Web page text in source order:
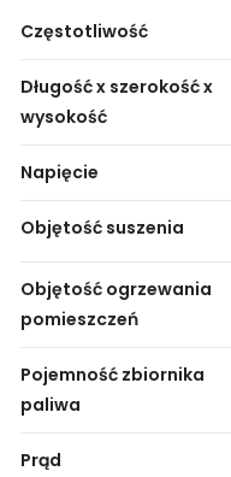
Częstotliwość
Długość x szerokość x
wysokość
Napięcie
Objętość suszenia
Objętość ogrzewania
pomieszczeń
Pojemność zbiornika
paliwa
Prąd